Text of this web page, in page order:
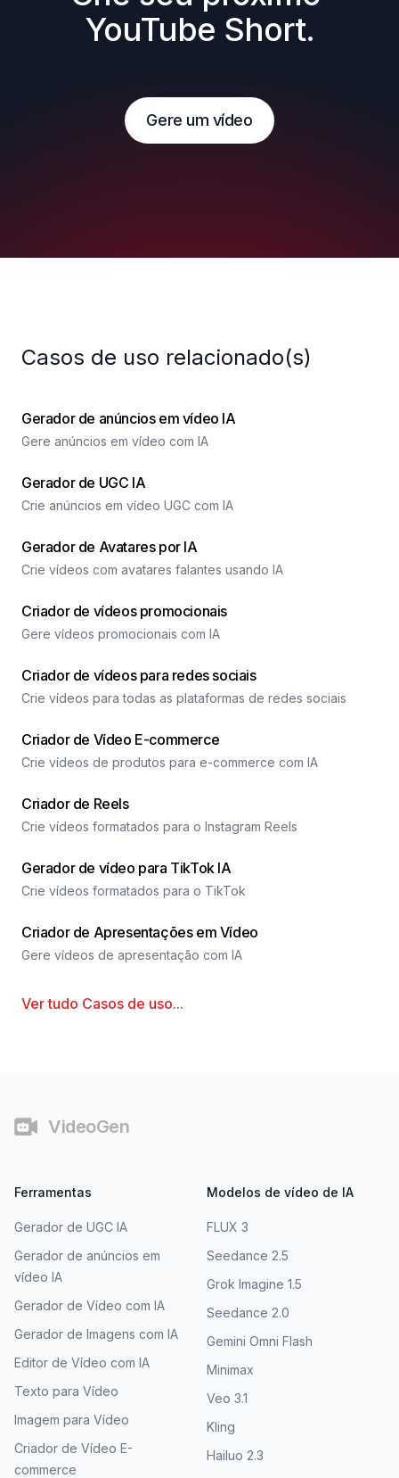
YouTube Short.
Gere um vídeo
Casos de uso relacionado(s)
Gerador de anúncios em vídeo IA
Gere anúncios em vídeo com IA
Gerador de UGC IA
Crie anúncios em vídeo UGC com IA
Gerador de Avatares por IA
Crie vídeos com avatares falantes usando IA
Criador de vídeos promocionais
Gere vídeos promocionais com IA
Criador de vídeos para redes sociais
Crie vídeos para todas as plataformas de redes sociais
Criador de Vídeo E-commerce
Crie vídeos de produtos para e-commerce com IA
Criador de Reels
Crie vídeos formatados para o Instagram Reels
Gerador de vídeo para TikTok IA
Crie vídeos formatados para o TikTok
Criador de Apresentações em Vídeo
Gere vídeos de apresentação com IA
Ver tudo Casos de uso...
VideoGen
Ferramentas
Gerador de UGC IA
Gerador de anúncios em
vídeo IA
Gerador de Vídeo com IA
Gerador de Imagens com IA
Editor de Vídeo com IA
Texto para Vídeo
Imagem para Vídeo
Criador de Vídeo E-
commerce
Modelos de vídeo de IA
FLUX 3
Seedance 2.5
Grok Imagine 1.5
Seedance 2.0
Gemini Omni Flash
Minimax
Veo 3.1
Kling
Hailuo 2.3